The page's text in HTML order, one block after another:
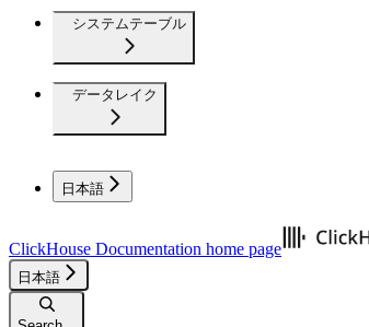
システムテーブル
データレイク
日本語
ClickHouse Documentation home page
日本語